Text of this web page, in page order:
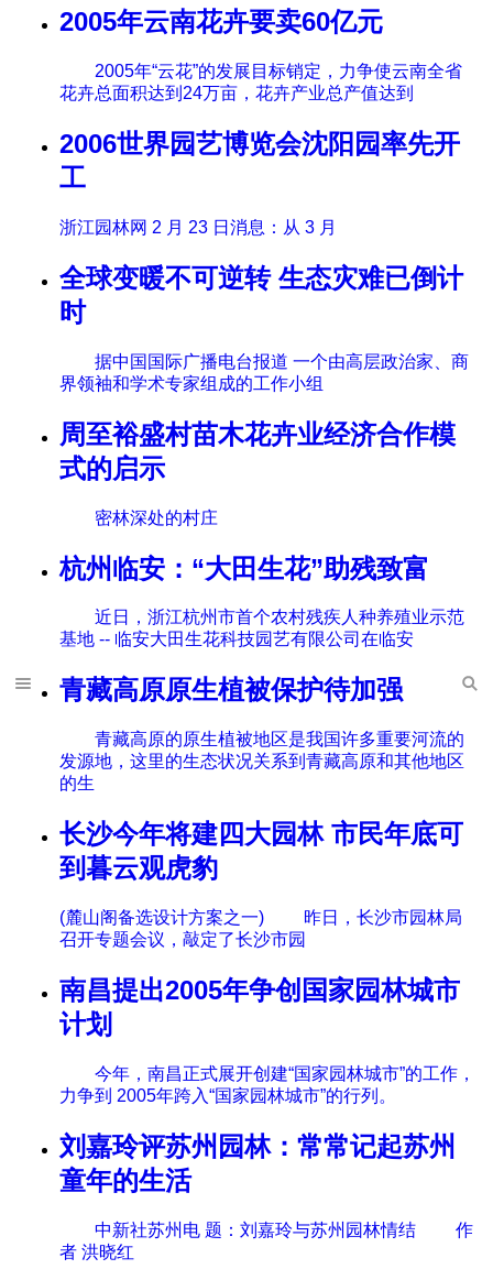
2005年云南花卉要卖60亿元
2005年“云花”的发展目标销定，力争使云南全省
花卉总面积达到24万亩，花卉产业总产值达到
2006世界园艺博览会沈阳园率先开
工
浙江园林网 2 月 23 日消息：从 3 月
全球变暖不可逆转 生态灾难已倒计
时
据中国国际广播电台报道 一个由高层政治家、商
界领袖和学术专家组成的工作小组
周至裕盛村苗木花卉业经济合作模
式的启示
密林深处的村庄
杭州临安：“大田生花”助残致富
近日，浙江杭州市首个农村残疾人种养殖业示范
基地 -- 临安大田生花科技园艺有限公司在临安
青藏高原原生植被保护待加强
青藏高原的原生植被地区是我国许多重要河流的
发源地，这里的生态状况关系到青藏高原和其他地区
的生
长沙今年将建四大园林 市民年底可
到暮云观虎豹
(麓山阁备选设计方案之一) 昨日，长沙市园林局
召开专题会议，敲定了长沙市园
南昌提出2005年争创国家园林城市
计划
今年，南昌正式展开创建“国家园林城市”的工作，
力争到 2005年跨入“国家园林城市”的行列。
刘嘉玲评苏州园林：常常记起苏州
童年的生活
中新社苏州电 题：刘嘉玲与苏州园林情结 作
者 洪晓红